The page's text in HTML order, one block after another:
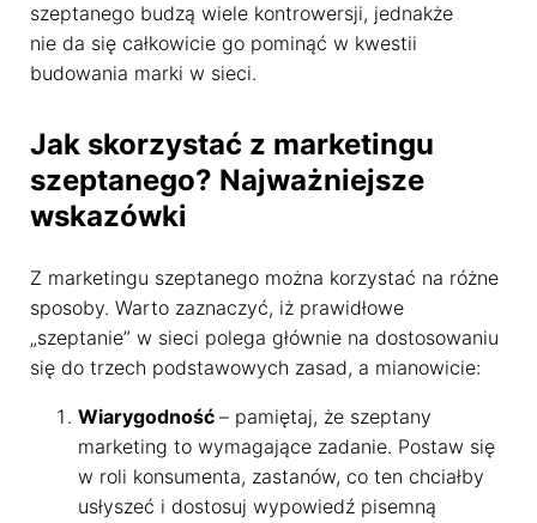
szeptanego budzą wiele kontrowersji, jednakże
nie da się całkowicie go pominąć w kwestii
budowania marki w sieci.
Jak skorzystać z marketingu
szeptanego? Najważniejsze
wskazówki
Z marketingu szeptanego można korzystać na różne
sposoby. Warto zaznaczyć, iż prawidłowe
„szeptanie” w sieci polega głównie na dostosowaniu
się do trzech podstawowych zasad, a mianowicie:
Wiarygodność – pamiętaj, że szeptany
marketing to wymagające zadanie. Postaw się
w roli konsumenta, zastanów, co ten chciałby
usłyszeć i dostosuj wypowiedź pisemną